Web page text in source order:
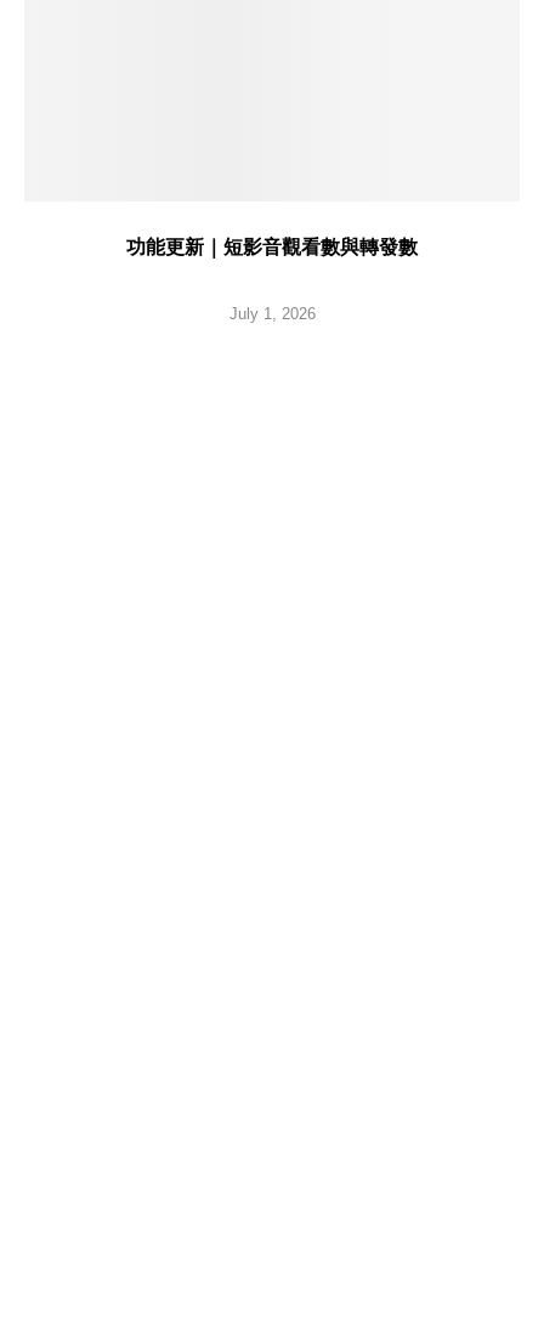
功能更新｜短影音觀看數與轉發數
July 1, 2026